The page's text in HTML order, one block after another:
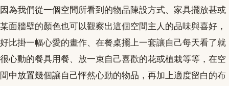
因為我們從一個空間所看到的物品陳設方式、家具擺放甚或
某面牆壁的顏色也可以觀察出這個空間主人的品味與喜好，
好比掛一幅心愛的畫作、在餐桌擺上一套讓自己每天看了就
很心動的餐具用餐、放一束自己喜歡的花或植栽等等，在空
間中放置幾個讓自己怦然心動的物品，再加上適度留白的布